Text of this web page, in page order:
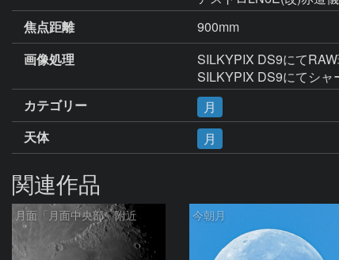
焦点距離
900mm
画像処理
SILKYPIX DS9にて
SILKYPIX DS9にてシャ
カテゴリー
月
天体
月
関連作品
月面「月面中央部」附近 今朝月